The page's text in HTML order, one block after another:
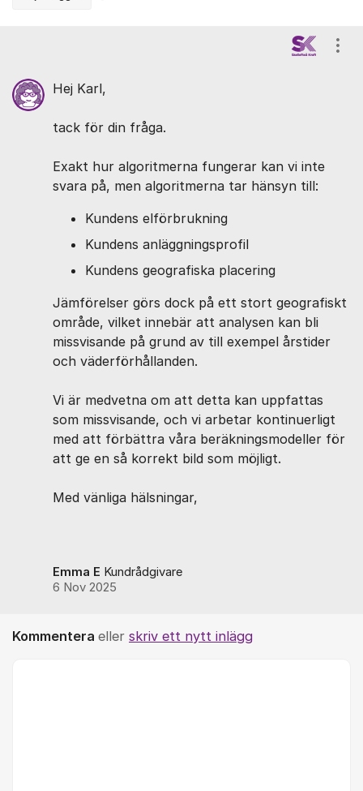
Hej Karl,
tack för din fråga.
Exakt hur algoritmerna fungerar kan vi inte
svara på, men algoritmerna tar hänsyn till:
Kundens elförbrukning
Kundens anläggningsprofil
Kundens geografiska placering
Jämförelser görs dock på ett stort geografiskt
område, vilket innebär att analysen kan bli
missvisande på grund av till exempel årstider
och väderförhållanden.
Vi är medvetna om att detta kan uppfattas
som missvisande, och vi arbetar kontinuerligt
med att förbättra våra beräkningsmodeller för
att ge en så korrekt bild som möjligt.
Med vänliga hälsningar,
Emma E Kundrådgivare
6 Nov 2025
Kommentera eller skriv ett nytt inlägg